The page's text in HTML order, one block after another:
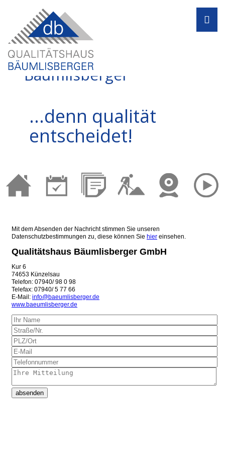
Qualitätshaus
Bäumlisberger
...denn qualität
entscheidet!